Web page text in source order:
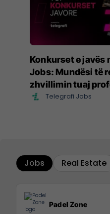
Konkurset e javës
Jobs: Mundësi të
zhvillimin tuaj
Telegrafi Jobs
Jobs Real Estate
Padel Zone